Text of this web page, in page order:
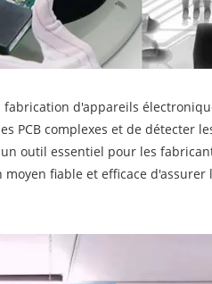
fabrication d'appareils
complexes et de détecter
outil essentiel pour les
fiable et efficace d'assurer